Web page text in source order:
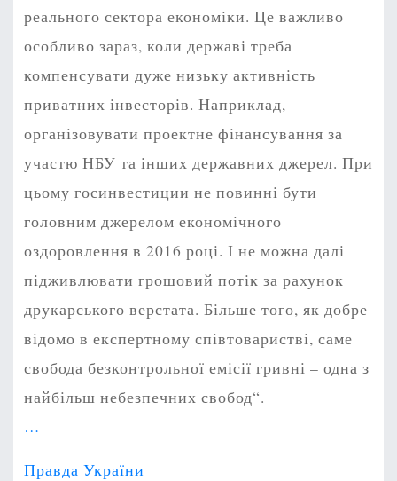
реального сектора економіки. Це важливо
особливо зараз, коли державі треба
компенсувати дуже низьку активність
приватних інвесторів. Наприклад,
організовувати проектне фінансування за
участю НБУ та інших державних джерел. При
цьому госинвестиции не повинні бути
головним джерелом економічного
оздоровлення в 2016 році. І не можна далі
підживлювати грошовий потік за рахунок
друкарського верстата. Більше того, як добре
відомо в експертному співтоваристві, саме
свобода безконтрольної емісії гривні – одна з
найбільш небезпечних свобод“.
…
Правда України